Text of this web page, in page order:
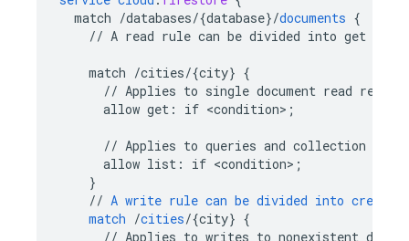
match /databases/{database}/documents {
// A read rule can be divided into get
match /cities/{city} {
// Applies to single document read
allow get : if <condition> ;
// Applies to queries and collection
allow list : if <condition> ;
}
// A write rule can be divided into create
match /cities/{city} {
// Applies to writes to nonexistent